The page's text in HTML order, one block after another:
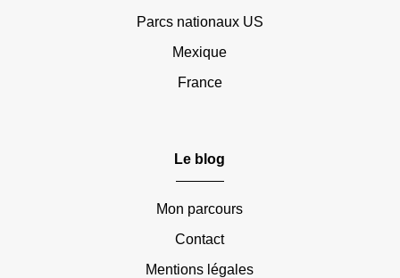
Parcs nationaux US
Mexique
France
Le blog
Mon parcours
Contact
Mentions légales